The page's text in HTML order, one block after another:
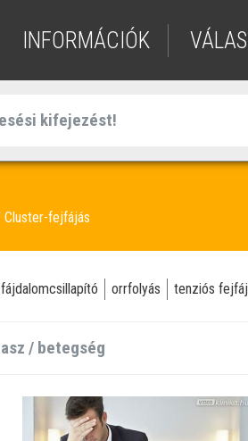
INFORMÁCIÓK
Cluster-fejfájás
fájdalomcsillapító orrfolyás tenziós